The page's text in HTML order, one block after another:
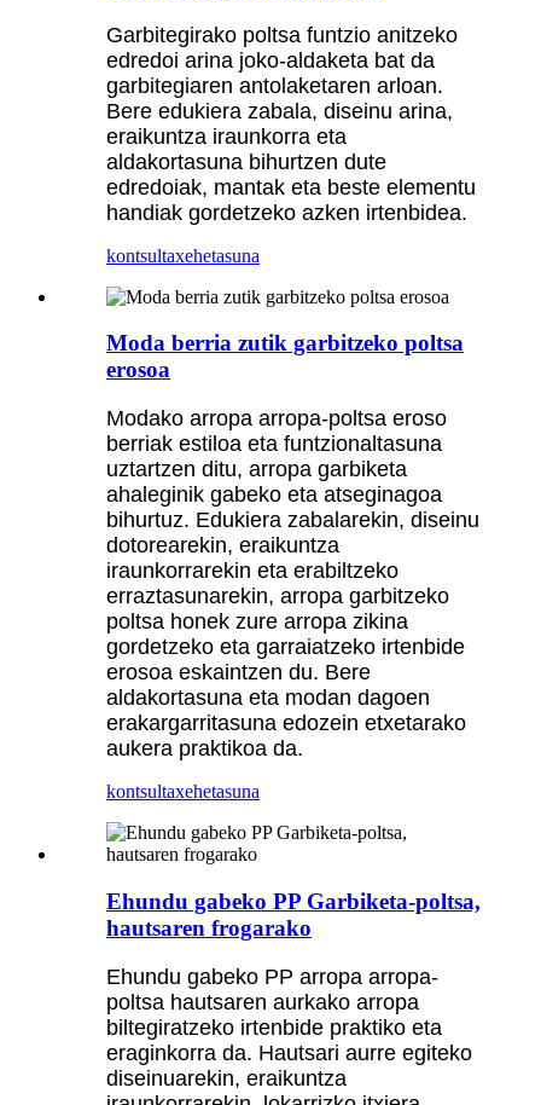
Garbitegirako poltsa funtzio anitzeko
edredoi arina joko-aldaketa bat da
garbitegiaren antolaketaren arloan.
Bere edukiera zabala, diseinu arina,
eraikuntza iraunkorra eta
aldakortasuna bihurtzen dute
edredoiak, mantak eta beste elementu
handiak gordetzeko azken irtenbidea.
kontsultaxehetasuna
Moda berria zutik garbitzeko poltsa
erosoa
Modako arropa arropa-poltsa eroso
berriak estiloa eta funtzionaltasuna
uztartzen ditu, arropa garbiketa
ahaleginik gabeko eta atseginagoa
bihurtuz. Edukiera zabalarekin, diseinu
dotorearekin, eraikuntza
iraunkorrarekin eta erabiltzeko
erraztasunarekin, arropa garbitzeko
poltsa honek zure arropa zikina
gordetzeko eta garraiatzeko irtenbide
erosoa eskaintzen du. Bere
aldakortasuna eta modan dagoen
erakargarritasuna edozein etxetarako
aukera praktikoa da.
kontsultaxehetasuna
Ehundu gabeko PP Garbiketa-poltsa,
hautsaren frogarako
Ehundu gabeko PP arropa arropa-
poltsa hautsaren aurkako arropa
biltegiratzeko irtenbide praktiko eta
eraginkorra da. Hautsari aurre egiteko
diseinuarekin, eraikuntza